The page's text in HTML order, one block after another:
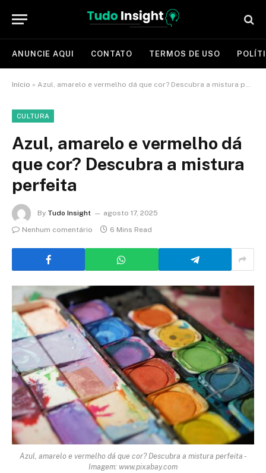
ANUNCIE AQUI CONTATO TERMOS DE USO
Início » Azul, amarelo e vermelho dá que cor? Descubra a mistura perfeita
CULTURA
Azul, amarelo e vermelho dá
que cor? Descubra a mistura
perfeita
By Tudo Insight
agosto 17, 2025
Nenhum comentário
6 Mins Read
Azul, amarelo e vermelho dá que cor? Descubra a mistura perfeita -
Imagem: www.pixabay.com